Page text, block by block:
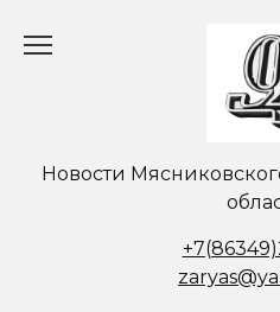
Новости